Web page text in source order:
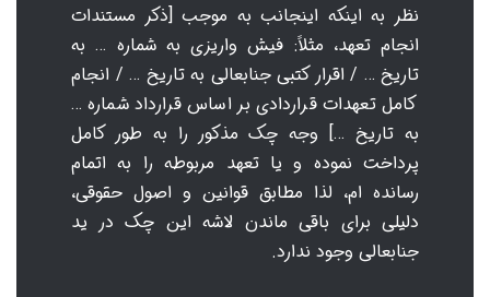
نظر به اینکه اینجانب به موجب [ذکر مستندات
انجام تعهد، مثلاً: فیش واریزی به شماره … به
تاریخ … / اقرار کتبی جنابعالی به تاریخ … / انجام
کامل تعهدات قراردادی بر اساس قرارداد شماره …
به تاریخ …] وجه چک مذکور را به طور کامل
پرداخت نموده و یا تعهد مربوطه را به اتمام
رسانده ام، لذا مطابق قوانین و اصول حقوقی،
دلیلی برای باقی ماندن لاشه این چک در ید
جنابعالی وجود ندارد.